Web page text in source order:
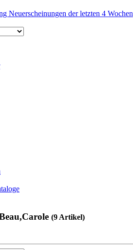
Neuerscheinungen der letzten 4 Wochen
(9 Artikel)